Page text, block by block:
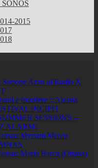
2015
Simone Azzu al Radio X
e frontiere :: Alessia
INCIPIT
SESSIONS –
ALARM!
Myriam Mereu
Maria Barca (Ottana)